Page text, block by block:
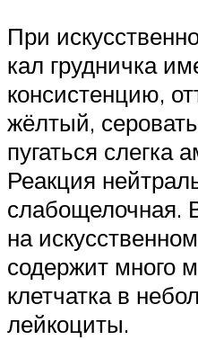
При
кал грудничка
консистенцию,
жёлтый,
пугаться слегка
Реакция
слабощелочная.
на
содержит много
клетчатка в
лейкоциты.